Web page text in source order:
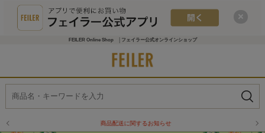
FEILER Online Shop │フェイラー公式オンラインショップ
商品配送に関するお知らせ